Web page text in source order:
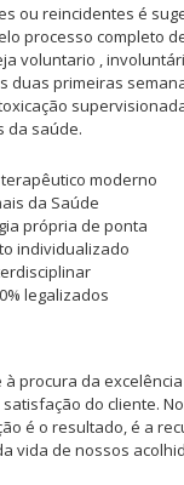
ou reincidentes é
processo completo
voluntario ,
duas primeiras
da saúde.
moderno
da Saúde
própria de ponta
individualizado
legalizados
à procura da
do cliente.
é o resultado, é a
vida de nossos